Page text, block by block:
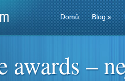
Domů Blog»
awards –